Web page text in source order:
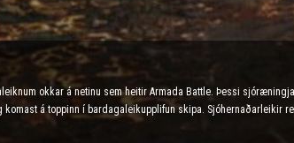
okkar á netinu sem heitir Armada Battle. Þessi
á toppinn í bardagaleikupplifun skipa. Sjóhernaðarleikir